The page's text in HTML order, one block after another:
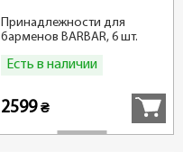
Принадлежности для
барменов BARBAR, 6 шт.
Есть в наличии
2599₴